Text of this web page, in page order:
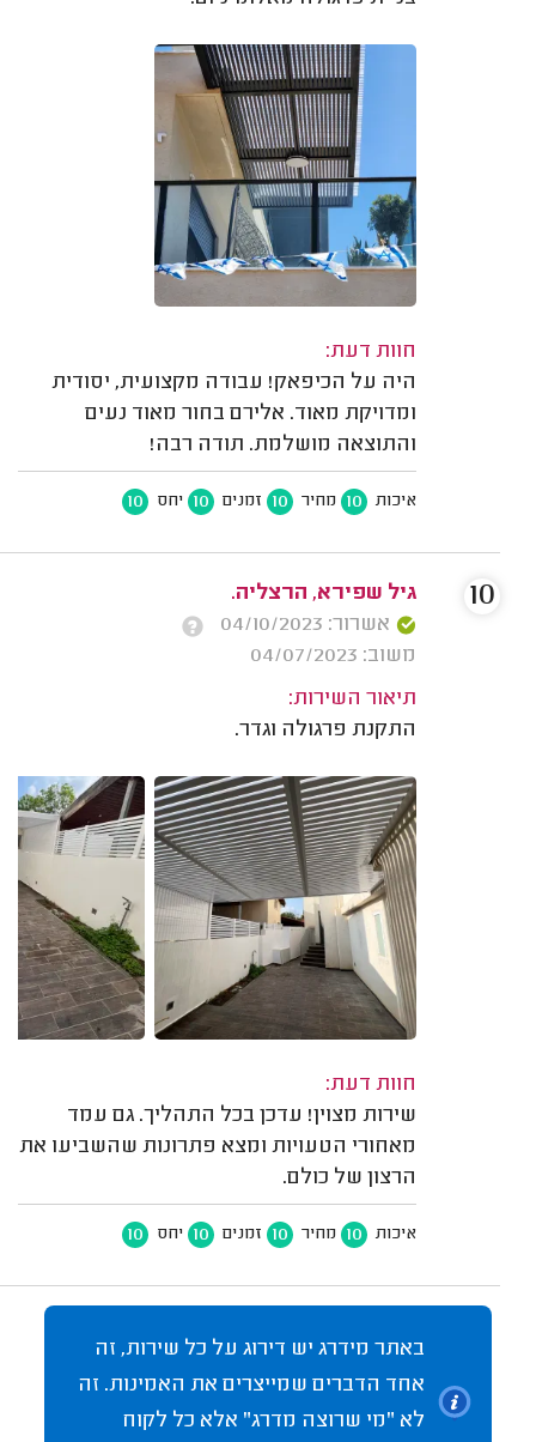
חוות דעת:
היה על הכיפאק! עבודה מקצועית, יסודית
ומדויקת מאוד. אלירם בחור מאוד נעים
והתוצאה מושלמת. תודה רבה!
איכות 10 מחיר 10 זמנים 10 יחס 10
גיל שפירא, הרצליה.
אשרור: 04/10/2023
משוב: 04/07/2023
תיאור השירות:
התקנת פרגולה וגדר.
חוות דעת:
שירות מצוין! עדכן בכל התהליך. גם עמד
מאחורי הטעויות ומצא פתרונות שהשביעו את
הרצון של כולם.
איכות 10 מחיר 10 זמנים 10 יחס 10
10
באתר מידרג יש דירוג על כל שירות, זה
אחד הדברים שמייצרים את האמינות. זה
לא "מי שרוצה מדרג" אלא כל לקוח